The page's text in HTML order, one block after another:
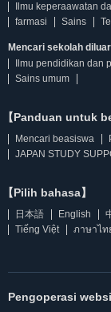
Ilmu keperaawatan
farmasi
Sains
Mencari sekolah
Ilmu pendidikan dan
Sains umum
【Panduan untuk
Mencari beasiswa
JAPAN STUDY
【Pilih bahasa】
日本語 English
Tiếng Việt
ภาษาไท
Pengoperasi